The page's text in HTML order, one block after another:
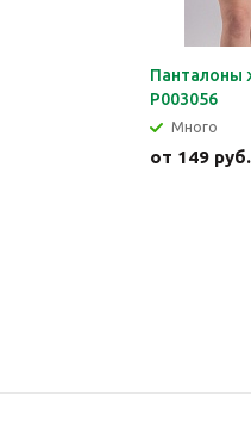
Панталоны
Р003056
Много
от 149 руб.